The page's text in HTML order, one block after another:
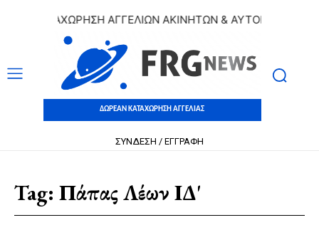
ΚΑΤΑΧΩΡΗΣΗ ΑΓΓΕΛΙΩΝ ΑΚΙΝΗΤΩΝ & ΑΥΤΟΚΙΝΗΤΩΝ |
ΔΩΡΕΑΝ ΚΑΤΑΧΩΡΗΣΗ ΑΓΓΕΛΙΑΣ
ΣΥΝΔΕΣΗ / ΕΓΓΡΑΦΗ
Tag: Πάπας Λέων ΙΔ'